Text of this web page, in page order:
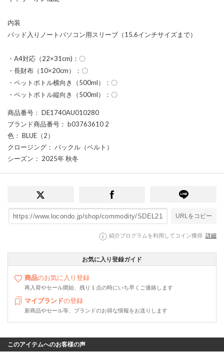
内装
パッド入りノートパソコン用スリーブ（15.6インチサイズまで）
・A4対応（22×31cm)：〇
・長財布（10×20cm）：〇
・ペットボトル横向き（500ml）：〇
・ペットボトル縦向き（500ml）：〇
商品番号 ： DE1740AU010280
ブランド商品番号 ： b03763610 2
色 ： BLUE（2）
クロージング ： バックル（ベルト）
シーズン ： 2025年 秋冬
URLをコピー
紹介プログラムを利用してコイン獲得 詳細
お気に入り登録ガイド
商品のお気に入り登録
再入荷やセール開始、残り１点の時にいち早くご連絡します
マイブランドの登録
新商品やセール等、ブランドのお得な情報をお送りします
このアイテムへのお客様の声